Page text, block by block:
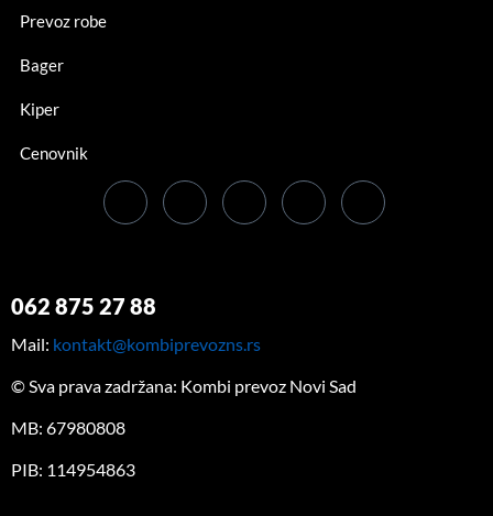
Prevoz robe
Bager
Kiper
Cenovnik
062 875 27 88
Mail: kontakt@kombiprevozns.rs
© Sva prava zadržana: Kombi prevoz Novi Sad
MB: 67980808
PIB: 114954863